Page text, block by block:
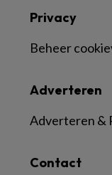
Contact
Adverteren
Adverteren &
Privacy
Beheer